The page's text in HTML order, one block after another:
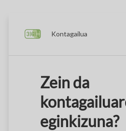
Kontagailua
Zein da
eginkizuna?